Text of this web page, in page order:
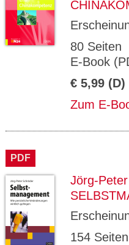
80 Seiten
E-Book
€ 5,99 (D)
Zum E-
PDF
Jörg-
154 Seiten